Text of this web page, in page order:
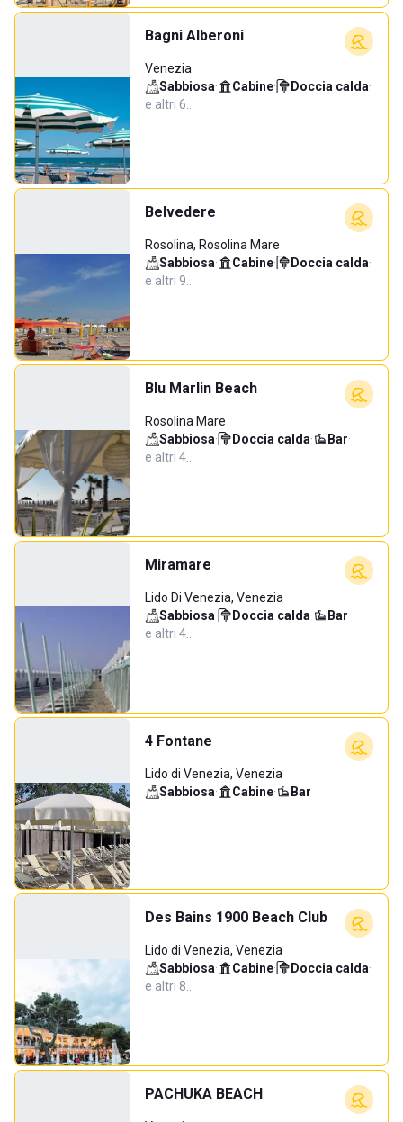
Bagni Alberoni
Venezia
Sabbiosa· Cabine· Doccia calda·
e altri 6…
Belvedere
Rosolina, Rosolina Mare
Sabbiosa· Cabine· Doccia calda·
e altri 9…
Blu Marlin Beach
Rosolina Mare
Sabbiosa· Doccia calda· Bar·
e altri 4…
Miramare
Lido Di Venezia, Venezia
Sabbiosa· Doccia calda· Bar·
e altri 4…
4 Fontane
Lido di Venezia, Venezia
Sabbiosa· Cabine· Bar
Des Bains 1900 Beach Club
Lido di Venezia, Venezia
Sabbiosa· Cabine· Doccia calda·
e altri 8…
PACHUKA BEACH